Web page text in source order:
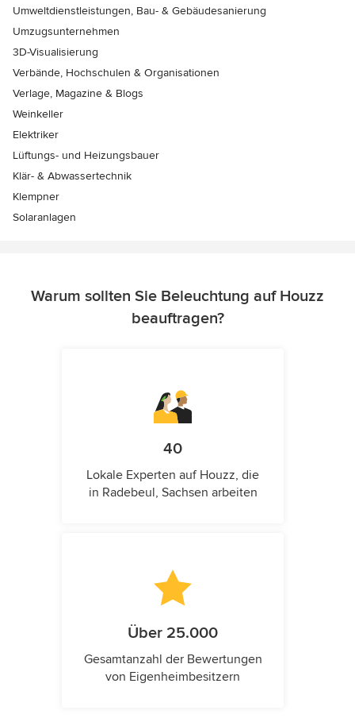
Umweltdienstleistungen, Bau- & Gebäudesanierung
Umzugsunternehmen
3D-Visualisierung
Verbände, Hochschulen & Organisationen
Verlage, Magazine & Blogs
Weinkeller
Elektriker
Lüftungs- und Heizungsbauer
Klär- & Abwassertechnik
Klempner
Solaranlagen
Warum sollten Sie Beleuchtung auf Houzz
beauftragen?
40
Lokale Experten auf Houzz, die
in Radebeul, Sachsen arbeiten
Über 25.000
Gesamtanzahl der Bewertungen
von Eigenheimbesitzern